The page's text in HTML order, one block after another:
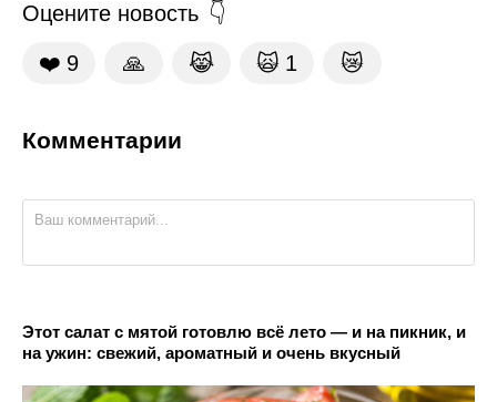
Оцените новость
❤️ 9 🙏 😹 🙀 1 😿
Комментарии
Этот салат с мятой готовлю всё лето — и на пикник, и
на ужин: свежий, ароматный и очень вкусный